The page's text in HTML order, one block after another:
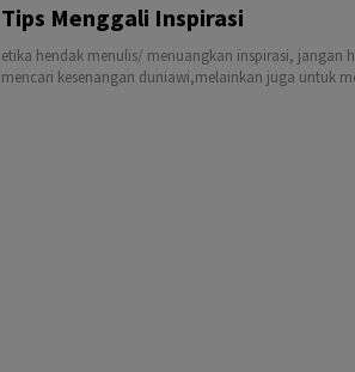
Tips Menggali Inspirasi
etika hendak menulis/ menuangkan inspirasi, jangan
mencari kesenangan duniawi,melainkan juga untuk